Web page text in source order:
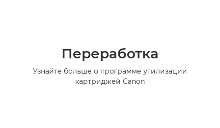
Переработка
Узнайте больше о программе утилизации
картриджей Canon